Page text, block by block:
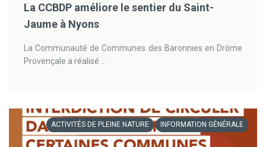
La CCBDP améliore le sentier du Saint-
Jaume à Nyons
La Communauté de Communes des Baronnies en Drôme
Provençale a réalisé ...
ACTIVITÉS DE PLEINE NATURE INFORMATION GÉNÉRALE